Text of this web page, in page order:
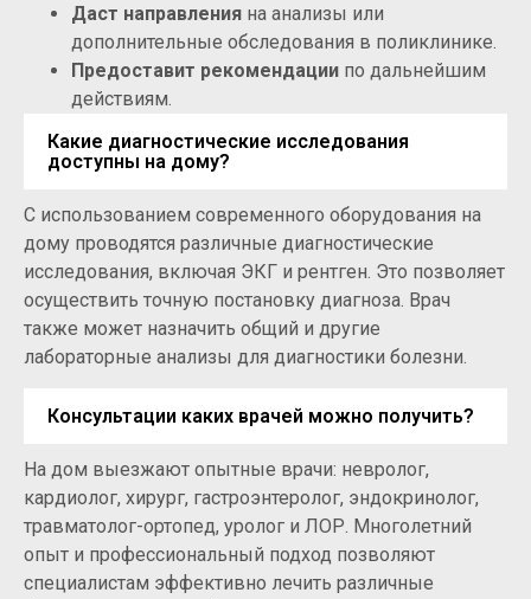
Даст направления на анализы или
дополнительные обследования в поликлинике.
Предоставит рекомендации по дальнейшим
действиям.
Какие диагностические исследования
доступны на дому?
С использованием современного оборудования на
дому проводятся различные диагностические
исследования, включая ЭКГ и рентген. Это позволяет
осуществить точную постановку диагноза. Врач
также может назначить общий и другие
лабораторные анализы для диагностики болезни.
Консультации каких врачей можно получить?
На дом выезжают опытные врачи: невролог,
кардиолог, хирург, гастроэнтеролог, эндокринолог,
травматолог-ортопед, уролог и ЛОР. Многолетний
опыт и профессиональный подход позволяют
специалистам эффективно лечить различные